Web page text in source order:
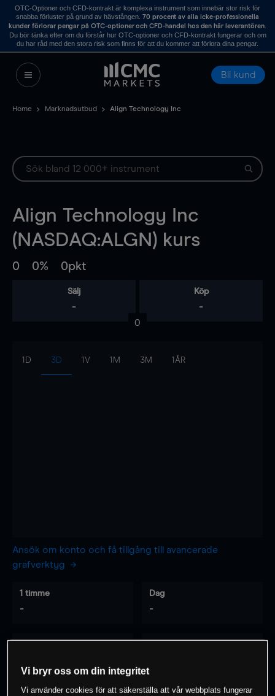
OTC-Optioner och CFD-kontrakt är komplexa instrument som innebär stor risk för
snabba förluster på grund av hävstången. 70 procent av alla icke-professionella
kunder förlorar pengar på OTC-optioner och CFD-handel hos den här leverantören.
Du bör tänka efter om du förstår hur OTC-optioner och CFD-kontrakt fungerar och om
du har råd med den stora risk som finns för att du kommer att förlora dina pengar.
Bli kund
Home Marknadsutbud Align Technology Inc
Align Technology Inc
(NASDAQ:ALGN) kurs
0 0% 0pkt
Sälj
-
Köp
-
0
1D 3D 1V 1M 3M 1ÅR
Ansök om konto och få tillgång till avancerade
grafverktyg
1 timme
-
Dag
-
Vi bryr oss om din integritet
Vi använder cookies för att säkerställa att vår webbplats fungerar